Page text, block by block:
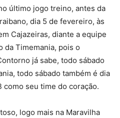
último jogo treino, antes da
dia 5 de fevereiro, às
Cajazeiras, diante a equipe
da Timemania, pois o
já sabe, todo sábado
todo sábado também é dia
seu time do coração.
logo mais na Maravilha